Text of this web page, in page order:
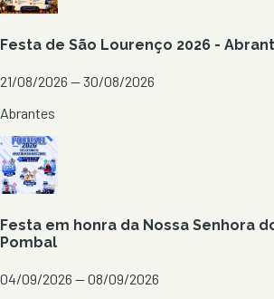
Festa de São Lourenço 2026 -
21/08/2026 — 30/08/2026
Abrantes
Festa em honra da Nossa Senhora
Pombal
04/09/2026 — 08/09/2026